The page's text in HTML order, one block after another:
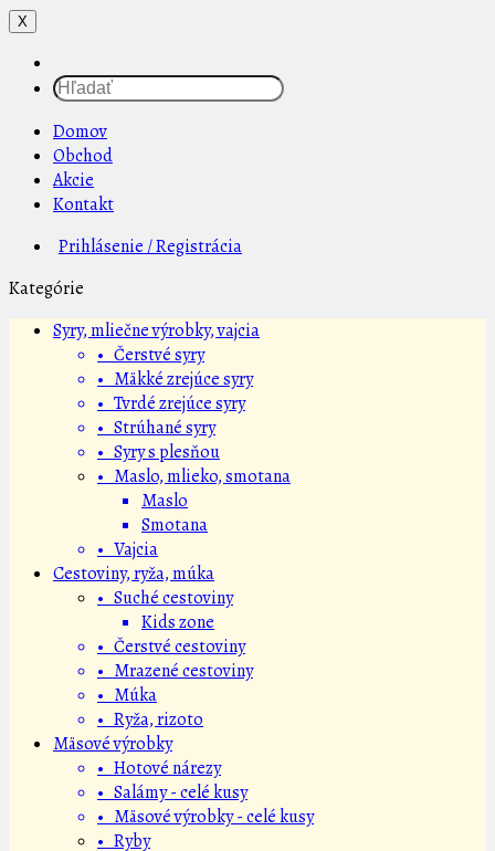
X
Domov
Obchod
Akcie
Kontakt
Prihlásenie / Registrácia
Kategórie
Syry, mliečne výrobky, vajcia
• Čerstvé syry
• Mäkké zrejúce syry
• Tvrdé zrejúce syry
• Strúhané syry
• Syry s plesňou
• Maslo, mlieko, smotana
Maslo
Smotana
• Vajcia
Cestoviny, ryža, múka
• Suché cestoviny
Kids zone
• Čerstvé cestoviny
• Mrazené cestoviny
• Múka
• Ryža, rizoto
Mäsové výrobky
• Hotové nárezy
• Salámy - celé kusy
• Mäsové výrobky - celé kusy
• Ryby